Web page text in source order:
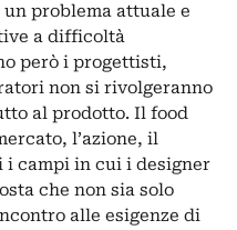
problema attuale e
a difficoltà
però i progettisti,
non si rivolgeranno
al prodotto. Il food
l’azione, il
i campi in cui i designer
che non sia solo
alle esigenze di